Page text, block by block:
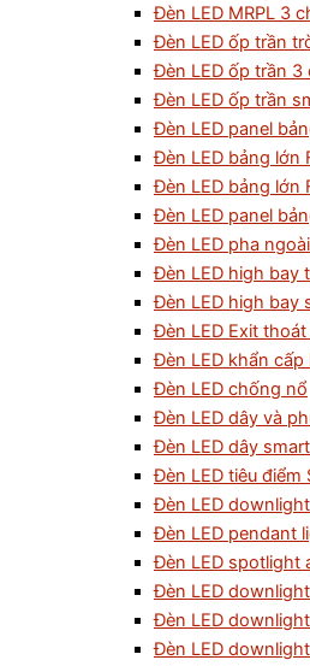
Đèn LED MRPL 3
Đèn LED ốp trần
Đèn LED ốp trần 3
Đèn LED ốp trần
Đèn LED panel
Đèn LED bảng lớn
Đèn LED bảng lớn
Đèn LED panel
Đèn LED pha
Đèn LED high bay
Đèn LED high bay
Đèn LED Exit thoát
Đèn LED khẩn cấp
Đèn LED chống nổ
Đèn LED dây và
Đèn LED dây
Đèn LED tiêu điểm
Đèn LED
Đèn LED pendant
Đèn LED spotlight
Đèn LED
Đèn LED
Đèn LED